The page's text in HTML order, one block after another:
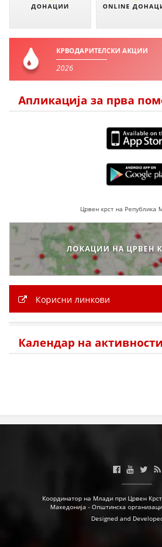
ДЕЈСТВУВАЊЕ
ПРИРАЧНИЦИ
СТРАТЕГИИ
ЕДУКАТИВНО
БРОШУРИ
ПОСТЕРИ
ДОНАЦИИ ONLINE
КРВОДАРИТЕЛСКИ АКЦИИ
2026
Апликација за прва
Црвен крст на Република
ЛОКАЦИИ НА ЦРВЕН
Корисни линкови
Календар на активности
Координатор на Млади при Црвен
Македонија - Општинска
Designed and